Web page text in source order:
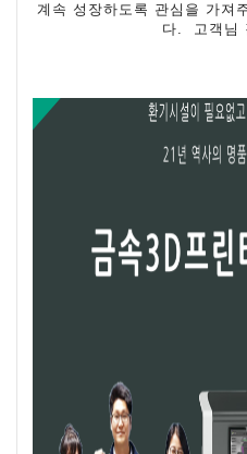
계속 성장하도록 관심을 가져
다. 고객님